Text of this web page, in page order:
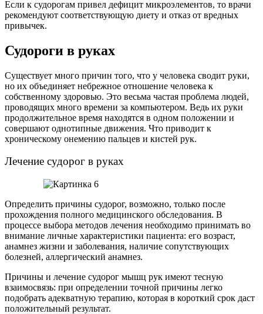
Если к судорогам привел дефицит микроэлементов, то врачи
рекомендуют соответствующую диету и отказ от вредных
привычек.
Судороги в руках
Существует много причин того, что у человека сводит руки,
но их объединяет небрежное отношение человека к
собственному здоровью. Это весьма частая проблема людей,
проводящих много времени за компьютером. Ведь их руки
продолжительное время находятся в одном положении и
совершают однотипные движения. Что приводит к
хроническому онемению пальцев и кистей рук.
Лечение судорог в руках
Определить причины судорог, возможно, только после
прохождения полного медицинского обследования. В
процессе выбора методов лечения необходимо принимать во
внимание личные характеристики пациента: его возраст,
анамнез жизни и заболевания, наличие сопутствующих
болезней, аллергический анамнез.
Причины и лечение судорог мышц рук имеют тесную
взаимосвязь: при определении точной причины легко
подобрать адекватную терапию, которая в короткий срок даст
положительный результат.